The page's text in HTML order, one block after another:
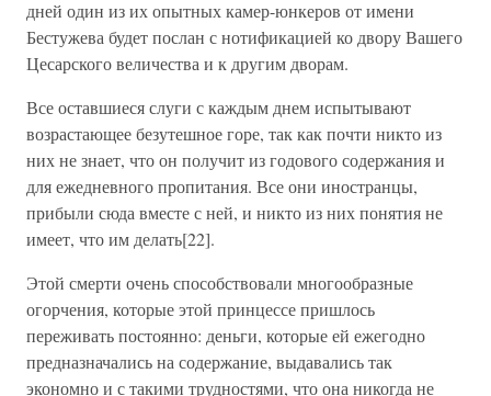
дней один из их опытных камер-юнкеров от имени
Бестужева будет послан с нотификацией ко двору Вашего
Цесарского величества и к другим дворам.
Все оставшиеся слуги с каждым днем испытывают
возрастающее безутешное горе, так как почти никто из
них не знает, что он получит из годового содержания и
для ежедневного пропитания. Все они иностранцы,
прибыли сюда вместе с ней, и никто из них понятия не
имеет, что им делать[22].
Этой смерти очень способствовали многообразные
огорчения, которые этой принцессе пришлось
переживать постоянно: деньги, которые ей ежегодно
предназначались на содержание, выдавались так
экономно и с такими трудностями, что она никогда не